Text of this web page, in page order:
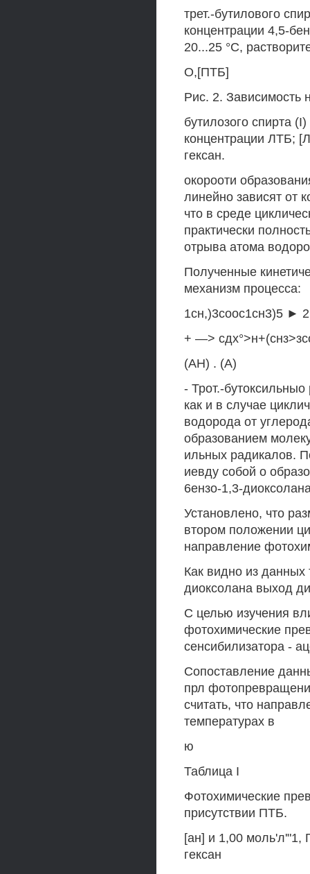
трет.-бутилового
концентрации 4,5-
20...25 °С,
О,[ПТБ]
Рис. 2. Зависимость
бутилозого спирта
концентрации ЛТБ;
гексан.
окорооти
линейно зависят от
что в среде
практически
отрыва атома
Полученные
механизм процесса:
1сн,)3соос1сн3)5 ►
+ —>
(АН) . (А)
- Трот.-
как и в случае
водорода от
образованием
ильных радикалов.
иевду собой о
6ензо-1,3-
Установлено, что
втором положении
направление
Как видно из
диоксолана выход
С целью изучения
фотохимические
сенсибилизатора -
Сопоставление
прл
считать, что
температурах в
ю
Таблица I
Фотохимические
присутствии ПТБ.
[ан] и 1,00 моль'л'"1,
гексан